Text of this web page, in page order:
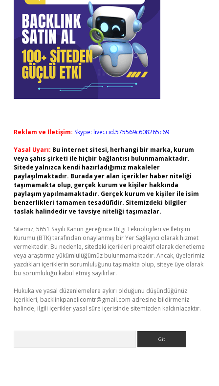
Reklam ve İletişim: Skype: live:.cid.575569c608265c69
Yasal Uyarı: Bu internet sitesi, herhangi bir marka, kurum
veya şahıs şirketi ile hiçbir bağlantısı bulunmamaktadır.
Sitede yalnızca kendi hazırladığımız makaleler
paylaşılmaktadır. Burada yer alan içerikler haber niteliği
taşımamakta olup, gerçek kurum ve kişiler hakkında
paylaşım yapılmamaktadır. Gerçek kurum ve kişiler ile isim
benzerlikleri tamamen tesadüfidir. Sitemizdeki bilgiler
taslak halindedir ve tavsiye niteliği taşımazlar.
Sitemiz, 5651 Sayılı Kanun gereğince Bilgi Teknolojileri ve İletişim
Kurumu (BTK) tarafından onaylanmış bir Yer Sağlayıcı olarak hizmet
vermektedir. Bu nedenle, sitedeki içerikleri proaktif olarak denetleme
veya araştırma yükümlülüğümüz bulunmamaktadır. Ancak, üyelerimiz
yazdıkları içeriklerin sorumluluğunu taşımakta olup, siteye üye olarak
bu sorumluluğu kabul etmiş sayılırlar.
Hukuka ve yasal düzenlemelere aykırı olduğunu düşündüğünüz
içerikleri, backlinkpanelicomtr@gmail.com adresine bildirmeniz
halinde, ilgili içerikler yasal süre içerisinde sitemizden kaldırılacaktır.